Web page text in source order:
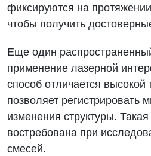
фиксируются на
чтобы получить
Еще один
применение лазерной
способ отличается высокой
позволяет регистрировать
изменения структуры.
востребована при
смесей.